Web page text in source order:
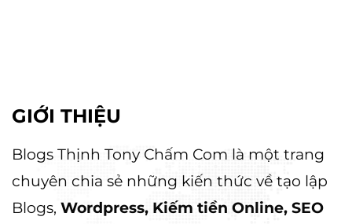
GIỚI THIỆU
Blogs Thịnh Tony Chấm Com là một trang
chuyên chia sẻ những kiến thức về tạo lập
Blogs, Wordpress, Kiếm tiền Online, SEO